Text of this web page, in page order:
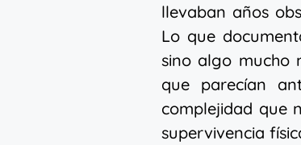
llevaban años
Lo que
sino algo mucho
que parecían
complejidad que
supervivencia